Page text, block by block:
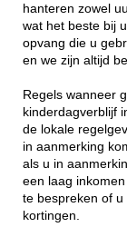
hanteren zowel
wat het beste bij
opvang die u
en we zijn altijd
Regels wanneer
kinderdagverblijf
de lokale
in aanmerking
als u in
een laag
te bespreken of
kortingen.